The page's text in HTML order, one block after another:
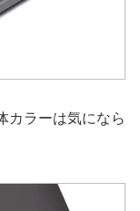
カラーは気になら